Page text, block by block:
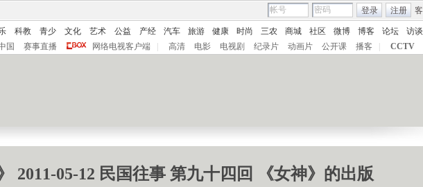
登录 注册
科教 青少 文化 艺术 公益 产经 汽车 旅游 健康 时尚 三农 商城 社区 微博 博客 论坛 访谈
国 赛事直播 网络电视客户端 高清 电影 电视剧 纪录片 动画片 公开课 播客 CCTV
2011-05-12 民国往事 第九十四回 《女神》的出版